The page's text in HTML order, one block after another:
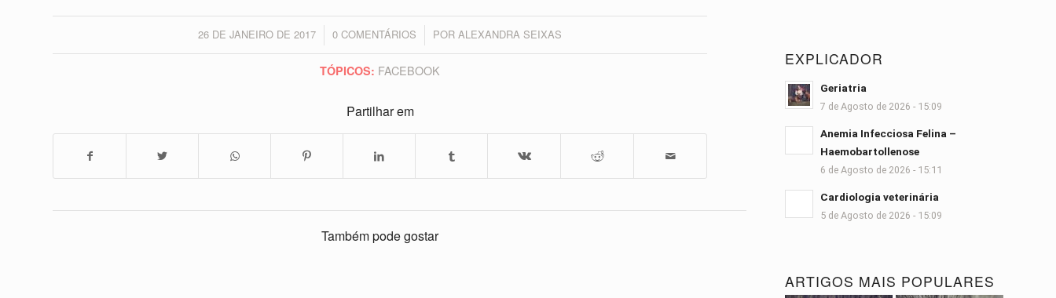
26 DE JANEIRO DE 2017
/ 0 COMENTÁRIOS
/ PORALEXANDRA SEIXAS
TÓPICOS: FACEBOOK
Partilhar em
Também pode gostar
EXPLICADOR
Geriatria
7 de Agosto de 2026 - 15:09
Anemia Infecciosa Felina –
Haemobartollenose
6 de Agosto de 2026 - 15:11
Cardiologia veterinária
5 de Agosto de 2026 - 15:09
ARTIGOS MAIS POPULARES